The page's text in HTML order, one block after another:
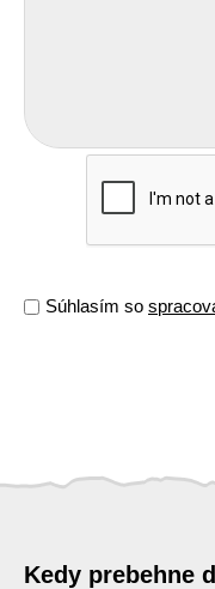
Súhlasím so
Kedy prebehne